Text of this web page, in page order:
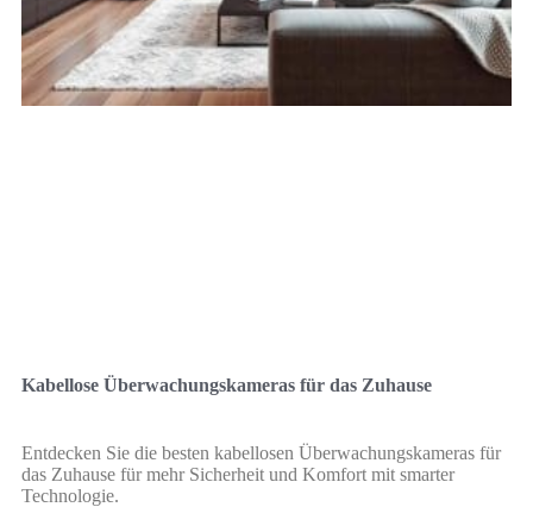
Kabellose Überwachungskameras für das Zuhause
Entdecken Sie die besten kabellosen Überwachungskameras für
das Zuhause für mehr Sicherheit und Komfort mit smarter
Technologie.